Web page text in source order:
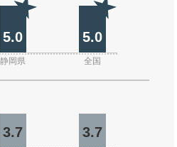
5.0 5.0
静岡県 全国
3.7 3.7